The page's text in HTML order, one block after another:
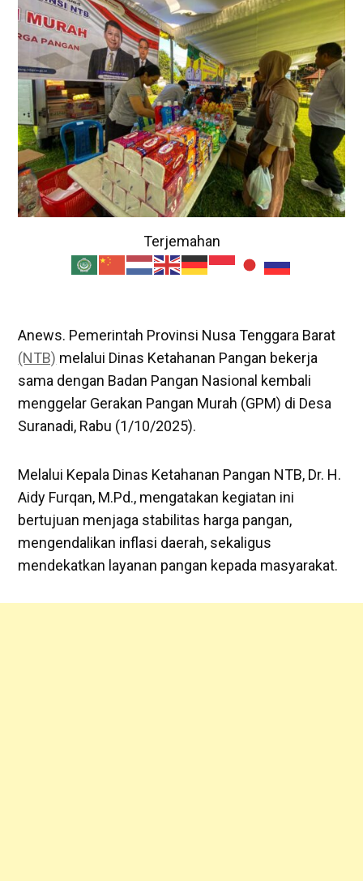
Terjemahan
Anews. Pemerintah Provinsi Nusa Tenggara Barat
(NTB) melalui Dinas Ketahanan Pangan bekerja
sama dengan Badan Pangan Nasional kembali
menggelar Gerakan Pangan Murah (GPM) di Desa
Suranadi, Rabu (1/10/2025).
Melalui Kepala Dinas Ketahanan Pangan NTB, Dr. H.
Aidy Furqan, M.Pd., mengatakan kegiatan ini
bertujuan menjaga stabilitas harga pangan,
mengendalikan inflasi daerah, sekaligus
mendekatkan layanan pangan kepada masyarakat.